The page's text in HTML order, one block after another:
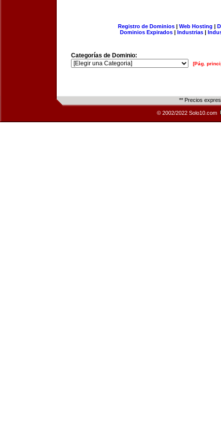
Registro de Dominios| Web Hosting |
Dominios Expirados | Industrias |
Categorías de Dominio:
[Pág.
** Precios
© 2002/2022 Solo10.com